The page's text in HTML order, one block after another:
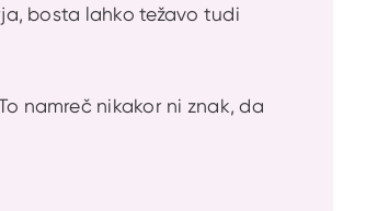
bosta lahko težavo tudi
namreč nikakor ni znak, da